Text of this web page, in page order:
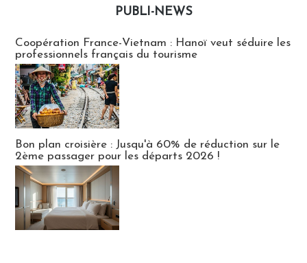
PUBLI-NEWS
Coopération France-Vietnam : Hanoï veut séduire les
professionnels français du tourisme
Bon plan croisière : Jusqu'à 60% de réduction sur le
2ème passager pour les départs 2026 !